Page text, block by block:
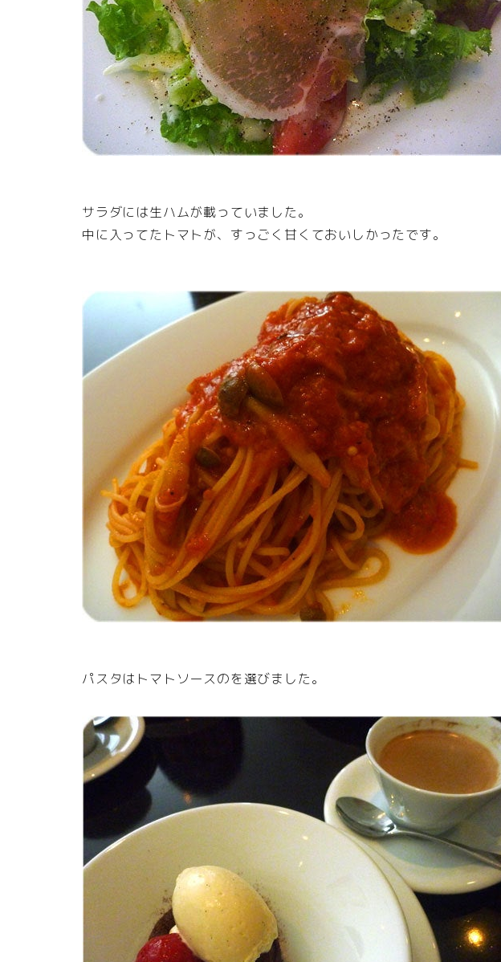
サラダには生ハムが載っていました。
中に入ってたトマトが、すっごく甘くておいしかったです。
パスタはトマトソースのを選びました。